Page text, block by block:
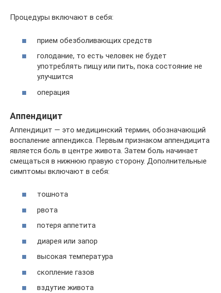
Процедуры включают в себя:
прием обезболивающих средств
голодание, то есть человек не будет
употреблять пищу или пить, пока состояние не
улучшится
операция
Аппендицит
Аппендицит — это медицинский термин, обозначающий
воспаление аппендикса. Первым признаком аппендицита
является боль в центре живота. Затем боль начинает
смещаться в нижнюю правую сторону. Дополнительные
симптомы включают в себя:
тошнота
рвота
потеря аппетита
диарея или запор
высокая температура
скопление газов
вздутие живота